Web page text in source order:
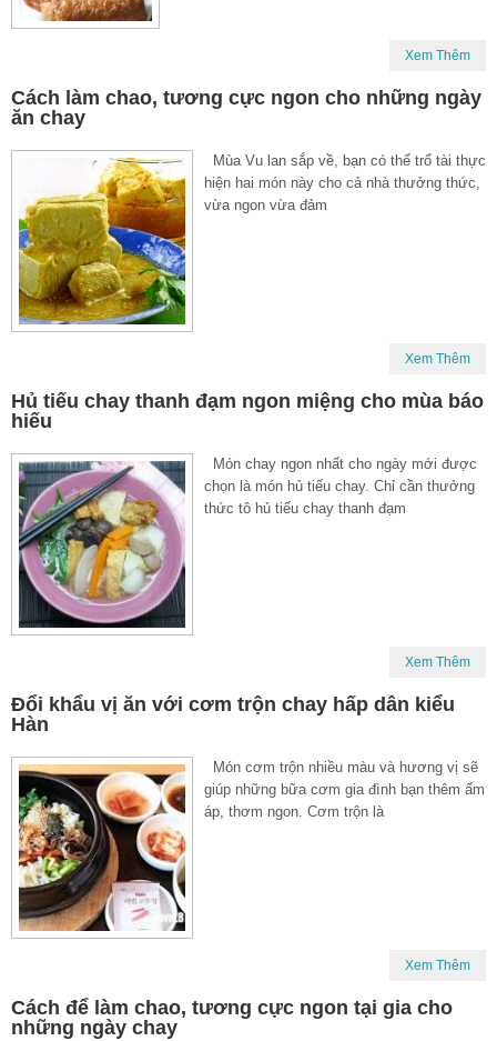
Xem Thêm
Cách làm chao, tương cực ngon cho những ngày
ăn chay
Mùa Vu lan sắp về, bạn có thể trổ tài thực
hiện hai món này cho cả nhà thưởng thức,
vừa ngon vừa đảm
Xem Thêm
Hủ tiếu chay thanh đạm ngon miệng cho mùa báo
hiếu
Món chay ngon nhất cho ngày mới được
chọn là món hủ tiếu chay. Chỉ cần thưởng
thức tô hủ tiếu chay thanh đạm
Xem Thêm
Đổi khẩu vị ăn với cơm trộn chay hấp dẫn kiểu
Hàn
Món cơm trộn nhiều màu và hương vị sẽ
giúp những bữa cơm gia đình bạn thêm ấm
áp, thơm ngon. Cơm trộn là
Xem Thêm
Cách để làm chao, tương cực ngon tại gia cho
những ngày chay